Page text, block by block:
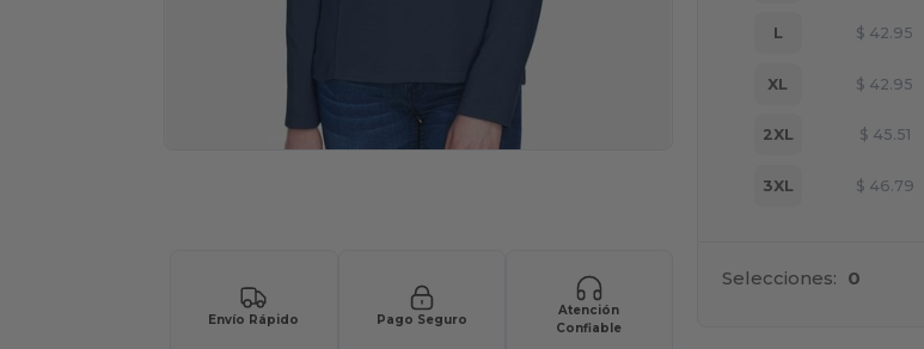
Envío Rápido Pago Seguro
Atención
Confiable
L $ 42.95
XL $ 42.95
2XL $ 45.51
3XL $ 46.79
Selecciones: 0